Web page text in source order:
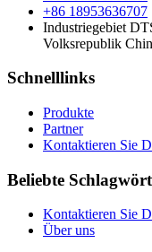
+86 18953636707
Industriegebiet
Volksrepublik
Schnelllinks
Produkte
Partner
Kontaktieren Sie
Beliebte
Kontaktieren Sie
Über uns